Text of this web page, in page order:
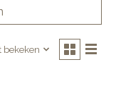
bekeken